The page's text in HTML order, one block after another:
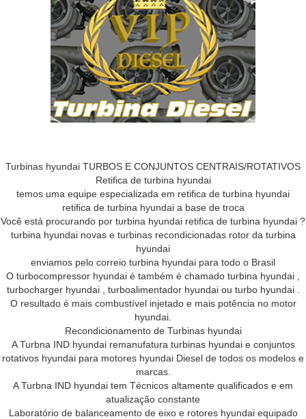
Turbinas hyundai TURBOS E CONJUNTOS CENTRAIS/ROTATIVOS
Retifica de turbina hyundai
temos uma equipe especializada em retifica de turbina hyundai
retifica de turbina hyundai a base de troca
Você está procurando por turbina hyundai retifica de turbina hyundai ?
turbina hyundai novas e turbinas recondicionadas rotor da turbina
hyundai
enviamos pelo correio turbina hyundai para todo o Brasil
O turbocompressor hyundai é também é chamado turbina hyundai ,
turbocharger hyundai , turboalimentador hyundai ou turbo hyundai .
O resultado é mais combustível injetado e mais potência no motor
hyundai.
Recondicionamento de Turbinas hyundai
A Turbna IND hyundai remanufatura turbinas hyundai e conjuntos
rotativos hyundai para motores hyundai Diesel de todos os modelos e
marcas.
A Turbna IND hyundai tem Técnicos altamente qualificados e em
atualização constante
Laboratório de balanceamento de eixo e rotores hyundai equipado